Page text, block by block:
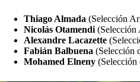
Thiago Almada (Selección
Nicolás Otamendi(Selección
Alexandre Lacazette
Fabián Balbuena (Selección
Mohamed Elneny (Selección